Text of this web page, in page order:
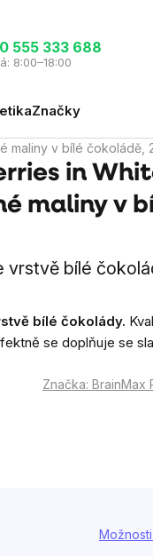
555 333 688
8:00–18:00
Značky
maliny v bílé čokoládě,
in
maliny v
vrstvě bílé
bílé čokolády.
se doplňuje se
Značka: BrainMax